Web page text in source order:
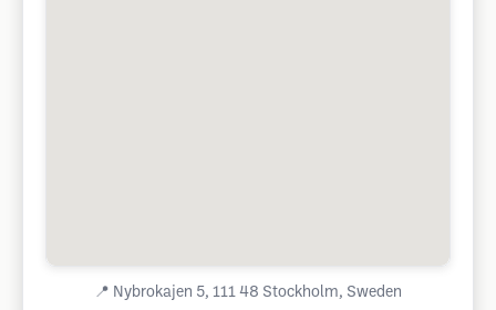
📍 Nybrokajen 5, 111 48 Stockholm, Sweden